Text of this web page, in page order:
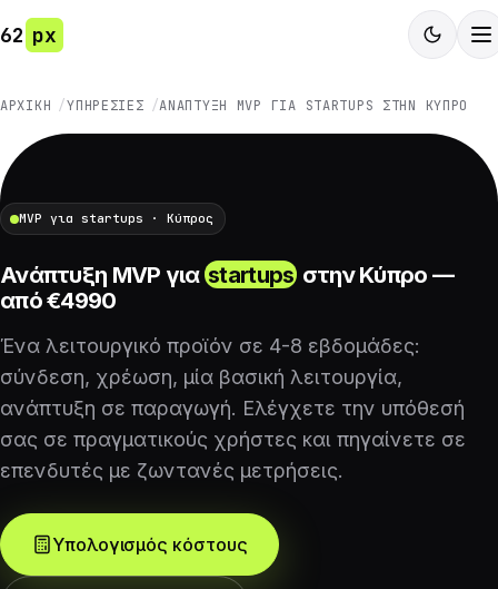
62 px
ΑΡΧΙΚΉ ΥΠΗΡΕΣΊΕΣ ΑΝΆΠΤΥΞΗ MVP ΓΙΑ STARTUPS ΣΤΗΝ ΚΎΠΡΟ
MVP για startups · Κύπρος
Ανάπτυξη MVP γιαstartups στην Κύπρο —
από €4990
Ένα λειτουργικό προϊόν σε 4-8 εβδομάδες:
σύνδεση, χρέωση, μία βασική λειτουργία,
ανάπτυξη σε παραγωγή. Ελέγχετε την υπόθεσή
σας σε πραγματικούς χρήστες και πηγαίνετε σε
επενδυτές με ζωντανές μετρήσεις.
Υπολογισμός κόστους